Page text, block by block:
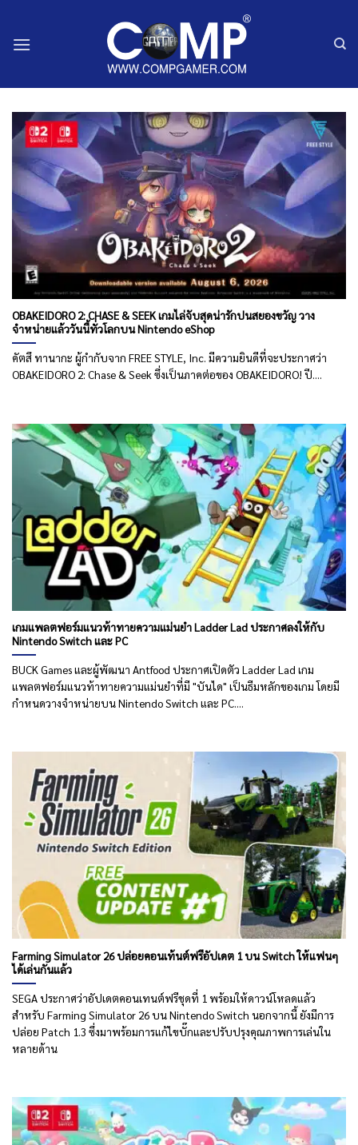
OBAKEIDORO 2: CHASE & SEEK เกมไล่จับสุดน่ารักปนสยองขวัญ วาง
จำหน่ายแล้ววันนี้ทั่วโลกบน Nintendo eShop
คัตสึ ทานากะ ผู้กำกับจาก FREE STYLE, Inc. มีความยินดีที่จะประกาศว่า
OBAKEIDORO 2: Chase & Seek ซึ่งเป็นภาคต่อของ OBAKEIDORO! ปี....
เกมแพลตฟอร์มแนวท้าทายความแม่นยำ Ladder Lad ประกาศลงให้กับ
Nintendo Switch และ PC
BUCK Games และผู้พัฒนา Antfood ประกาศเปิดตัว Ladder Lad เกม
แพลตฟอร์มแนวท้าทายความแม่นยำที่มี "บันได" เป็นธีมหลักของเกม โดยมี
กำหนดวางจำหน่ายบน Nintendo Switch และ PC....
Farming Simulator 26 ปล่อยคอนเท้นต์ฟรีอัปเดต 1 บน Switch ให้แฟนๆ
ได้เล่นกันแล้ว
SEGA ประกาศว่าอัปเดตคอนเทนต์ฟรีชุดที่ 1 พร้อมให้ดาวน์โหลดแล้ว
สำหรับ Farming Simulator 26 บน Nintendo Switch นอกจากนี้ ยังมีการ
ปล่อย Patch 1.3 ซึ่งมาพร้อมการแก้ไขบั๊กและปรับปรุงคุณภาพการเล่นใน
หลายด้าน